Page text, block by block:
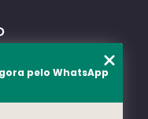
pelo WhatsApp